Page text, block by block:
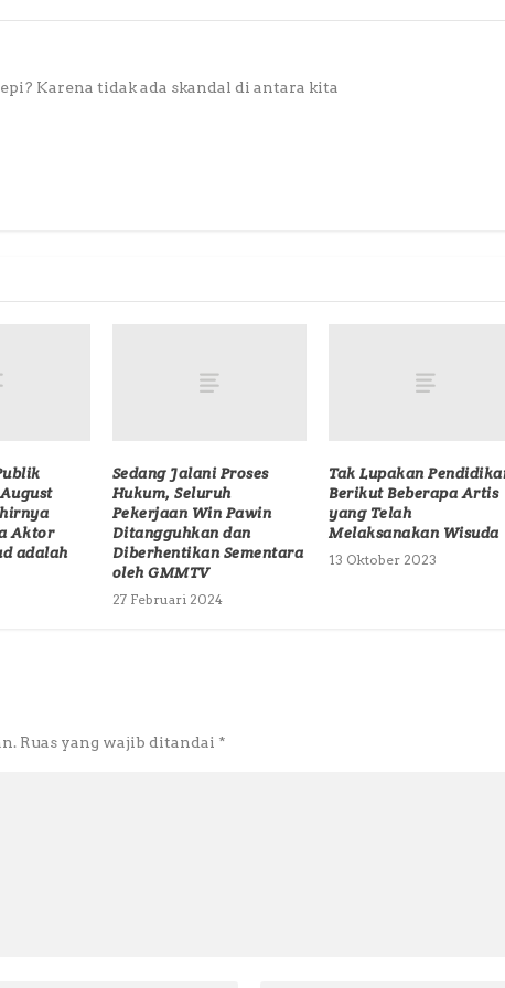
Karena tidak ada skandal di antara kita
Aktor
adalah
Sedang Jalani Proses
Hukum, Seluruh
Pekerjaan Win Pawin
Ditangguhkan dan
Diberhentikan Sementara
oleh GMMTV
27 Februari 2024
Tak Lupakan
Berikut Beberapa Artis
yang Telah
Melaksanakan Wisuda
13 Oktober 2023
Ruas yang wajib ditandai *